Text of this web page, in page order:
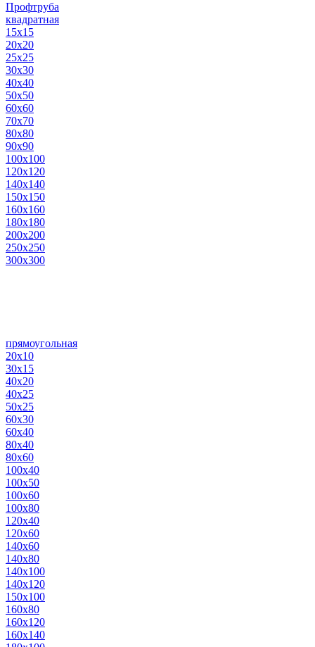
Профтруба
квадратная
15х15
20х20
25х25
30х30
40х40
50х50
60х60
70х70
80х80
90х90
100х100
120х120
140х140
150х150
160х160
180х180
200х200
250х250
300х300
прямоугольная
20х10
30х15
40х20
40х25
50х25
60х30
60х40
80х40
80х60
100х40
100х50
100х60
100х80
120х40
120х60
140х60
140х80
140х100
140х120
150х100
160х80
160х120
160х140